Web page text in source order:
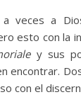
a
esto con la
y sus
encontrar.
con el